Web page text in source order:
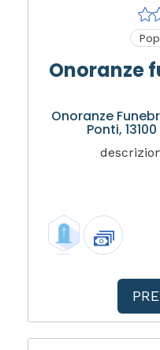
Onoranze
Onoranze
Ponti,